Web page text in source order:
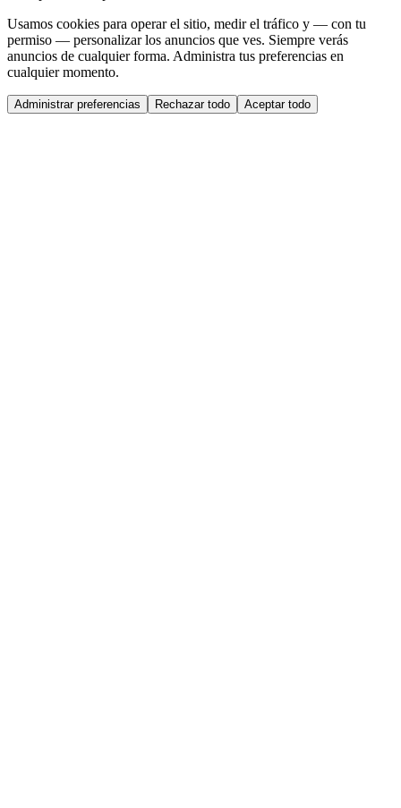
Usamos cookies para operar el sitio, medir el tráfico y — con tu
permiso — personalizar los anuncios que ves. Siempre verás
anuncios de cualquier forma. Administra tus preferencias en
cualquier momento.
Administrar preferencias Rechazar todo Aceptar todo